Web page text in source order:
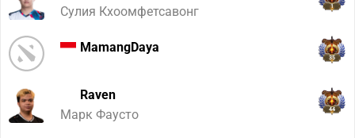
Сулия Кхоомфетсавонг
1
MamangDaya
35
Raven
Марк Фаусто
44